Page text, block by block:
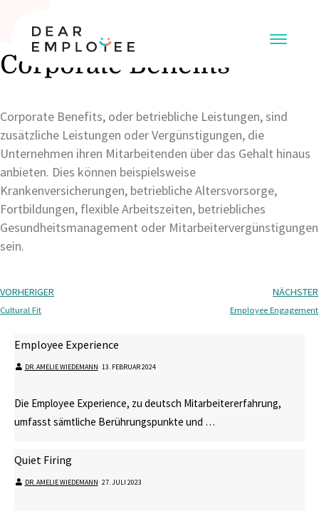
Corporate Benefits
Corporate Benefits, oder betriebliche Leistungen, sind
zusätzliche Leistungen oder Vergünstigungen, die
Unternehmen ihren Mitarbeitenden über das Gehalt hinaus
anbieten. Dies können beispielsweise
Krankenversicherungen, betriebliche Altersvorsorge,
Fortbildungen, flexible Arbeitszeiten, betriebliches
Gesundheitsmanagement oder Mitarbeitervergünstigungen
sein.
VORHERIGER
Cultural Fit
NÄCHSTER
Employee Engagement
Employee Experience
DR. AMELIE WIEDEMANN⋅ 13. FEBRUAR 2024
Die Employee Experience, zu deutsch Mitarbeitererfahrung,
umfasst sämtliche Berührungspunkte und …
Quiet Firing
DR. AMELIE WIEDEMANN⋅ 27. JULI 2023